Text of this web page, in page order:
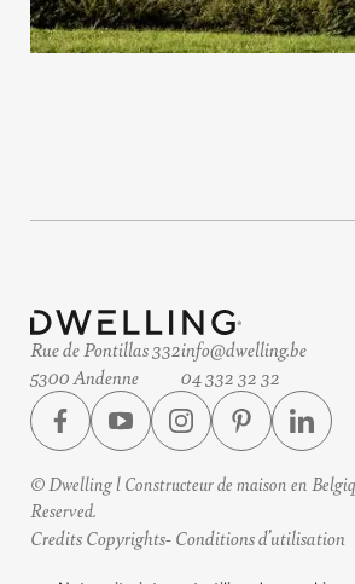
Rue de Pontillas 332
5300 Andenne
info@dwelling.be
04 332 32 32
© Dwelling l Constructeur de maison en
Reserved.
Credits Copyrights Conditions d’utilisation